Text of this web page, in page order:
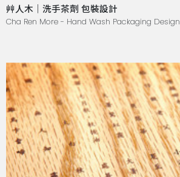
艸人木｜洗手茶劑 包裝設計
Cha Ren More - Hand Wash Packaging Design